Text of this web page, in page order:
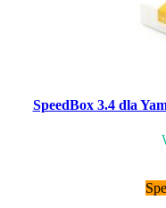
SpeedBox 3.4 dla